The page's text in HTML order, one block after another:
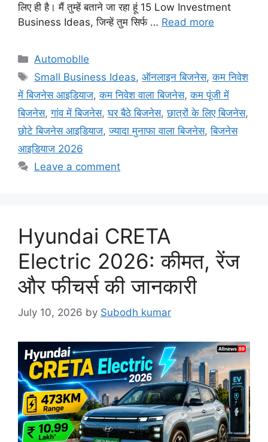
लिए ही है। मैं तुम्हें बताने जा रहा हूं 15 Low Investment
Business Ideas, जिन्हें तुम सिर्फ … Read more
Automoblle
Small Business Ideas,ऑनलाइन बिजनेस,कम निवेश
में बिजनेस आइडियाज,कम निवेश वाला बिजनेस,कम पूंजी में
बिजनेस,गांव में बिजनेस,घर बैठे बिजनेस,छात्रों के लिए बिजनेस,
छोटे बिजनेस आइडियाज,ज्यादा मुनाफा वाला बिजनेस,बिजनेस
आइडियाज 2026
Leave a comment
Hyundai CRETA
Electric 2026: कीमत, रेंज
और फीचर्स की जानकारी
July 10, 2026 by Subodh kumar